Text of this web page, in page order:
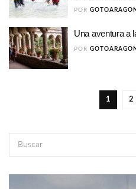
POR GOTOARAGON
Una aventura a
POR GOTOARAGON
1 2